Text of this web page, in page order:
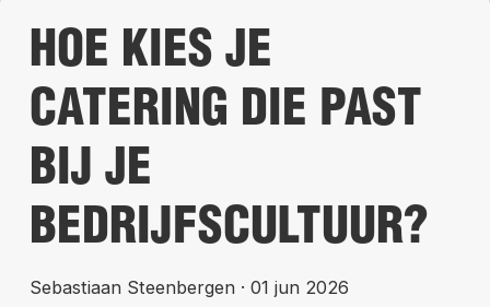
HOE KIES JE
CATERING DIE PAST
BIJ JE
BEDRIJFSCULTUUR?
Sebastiaan Steenbergen · 01 jun 2026